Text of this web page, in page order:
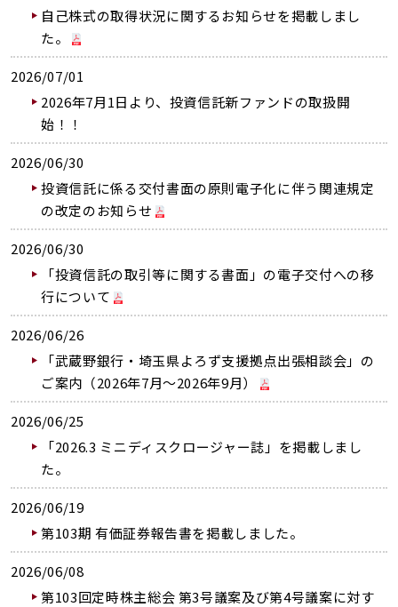
自己株式の取得状況に関するお知らせを掲載しまし
た。
2026/07/01
2026年7月1日より、投資信託新ファンドの取扱開
始！！
2026/06/30
投資信託に係る交付書面の原則電子化に伴う関連規定
の改定のお知らせ
2026/06/30
「投資信託の取引等に関する書面」の電子交付への移
行について
2026/06/26
「武蔵野銀行・埼玉県よろず支援拠点出張相談会」の
ご案内（2026年7月～2026年9月）
2026/06/25
「2026.3 ミニディスクロージャー誌」を掲載しまし
た。
2026/06/19
第103期 有価証券報告書を掲載しました。
2026/06/08
第103回定時株主総会 第3号議案及び第4号議案に対す